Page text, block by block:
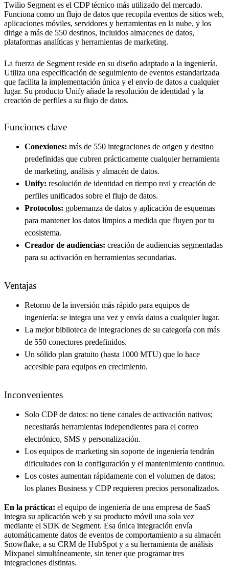
Twilio Segment es el CDP técnico más utilizado del mercado.
Funciona como un flujo de datos que recopila eventos de sitios web,
aplicaciones móviles, servidores y herramientas en la nube, y los
dirige a más de 550 destinos, incluidos almacenes de datos,
plataformas analíticas y herramientas de marketing.
La fuerza de Segment reside en su diseño adaptado a la ingeniería.
Utiliza una especificación de seguimiento de eventos estandarizada
que facilita la implementación única y el envío de datos a cualquier
lugar. Su producto Unify añade la resolución de identidad y la
creación de perfiles a su flujo de datos.
Funciones clave
Conexiones: más de 550 integraciones de origen y destino
predefinidas que cubren prácticamente cualquier herramienta
de marketing, análisis y almacén de datos.
Unify: resolución de identidad en tiempo real y creación de
perfiles unificados sobre el flujo de datos.
Protocolos: gobernanza de datos y aplicación de esquemas
para mantener los datos limpios a medida que fluyen por tu
ecosistema.
Creador de audiencias: creación de audiencias segmentadas
para su activación en herramientas secundarias.
Ventajas
Retorno de la inversión más rápido para equipos de
ingeniería: se integra una vez y envía datos a cualquier lugar.
La mejor biblioteca de integraciones de su categoría con más
de 550 conectores predefinidos.
Un sólido plan gratuito (hasta 1000 MTU) que lo hace
accesible para equipos en crecimiento.
Inconvenientes
Solo CDP de datos: no tiene canales de activación nativos;
necesitarás herramientas independientes para el correo
electrónico, SMS y personalización.
Los equipos de marketing sin soporte de ingeniería tendrán
dificultades con la configuración y el mantenimiento continuo.
Los costes aumentan rápidamente con el volumen de datos;
los planes Business y CDP requieren precios personalizados.
En la práctica: el equipo de ingeniería de una empresa de SaaS
integra su aplicación web y su producto móvil una sola vez
mediante el SDK de Segment. Esa única integración envía
automáticamente datos de eventos de comportamiento a su almacén
Snowflake, a su CRM de HubSpot y a su herramienta de análisis
Mixpanel simultáneamente, sin tener que programar tres
integraciones distintas.